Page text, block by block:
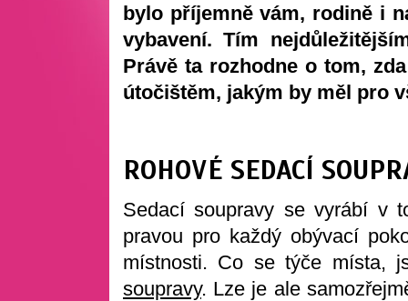
bylo příjemně vám, rodině i
vybavení. Tím
Právě ta rozhodne o tom,
útočištěm, jakým by měl pro
ROHOVÉ SEDACÍ
Sedací soupravy se vyrábí v
pravou pro každý obývací
místnosti. Co se týče místa,
soupravy. Lze je ale